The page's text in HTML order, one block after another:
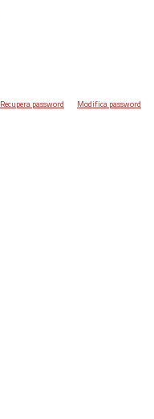
Recupera password Modifica password